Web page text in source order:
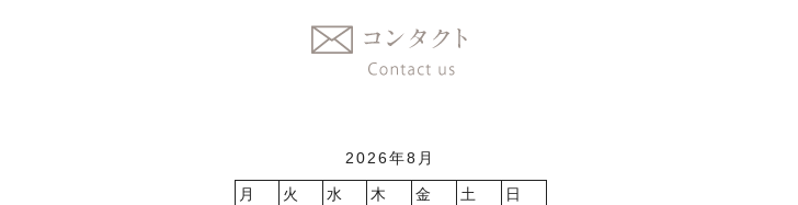
2026年8月
月 火 水 木 金 土
日